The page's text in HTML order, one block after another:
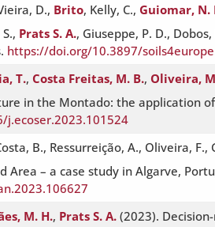
D., Brito, Kelly, C., Guiomar, N.
Prats S. A., Giuseppe, P. D.,
https://doi.org/10.3897/
T., Costa Freitas, M. B., Oliveira,
in the Montado: the application
B., Ressurreição, A., Oliveira,
– a case study in Algarve,
M. H., Prats S. A. (2023).